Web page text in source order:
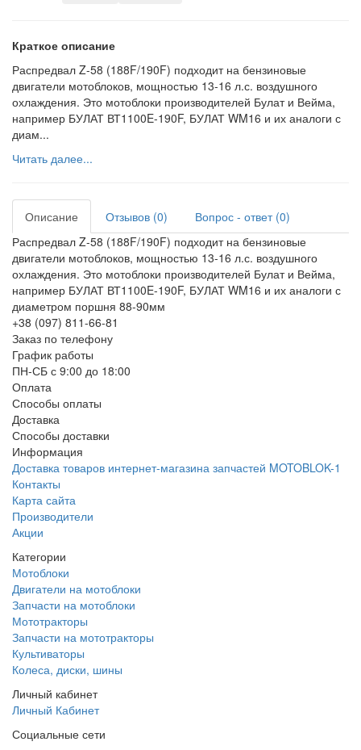
Краткое описание
Распредвал Z-58 (188F/190F) подходит на бензиновые
двигатели мотоблоков, мощностью 13-16 л.с. воздушного
охлаждения. Это мотоблоки производителей Булат и Вейма,
например БУЛАТ ВТ1100E-190F, БУЛАТ WM16 и их аналоги с
диам...
Читать далее...
Описание Отзывов (0)
Вопрос - ответ (0)
Распредвал Z-58 (188F/190F) подходит на бензиновые
двигатели мотоблоков, мощностью 13-16 л.с. воздушного
охлаждения. Это мотоблоки производителей Булат и Вейма,
например БУЛАТ ВТ1100E-190F, БУЛАТ WM16 и их аналоги с
диаметром поршня 88-90мм
+38 (097) 811-66-81
Заказ по телефону
График работы
ПН-СБ с 9:00 до 18:00
Оплата
Способы оплаты
Доставка
Способы доставки
Информация
Доставка товаров интернет-магазина запчастей MOTOBLOK-1
Контакты
Карта сайта
Производители
Акции
Категории
Мотоблоки
Двигатели на мотоблоки
Запчасти на мотоблоки
Мототракторы
Запчасти на мототракторы
Культиваторы
Колеса, диски, шины
Личный кабинет
Личный Кабинет
Социальные сети